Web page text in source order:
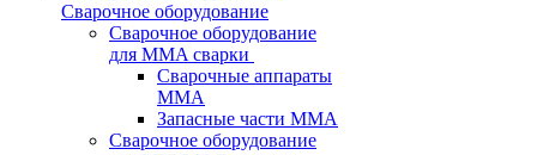
Сварочное оборудование
Сварочное оборудование
для MMA сварки
Сварочные аппараты
MMA
Запасные части MMA
Сварочное оборудование